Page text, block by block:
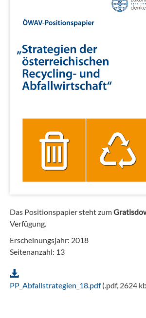
Das Positionspapier steht zum
Verfügung.
Erscheinungsjahr: 2018
Seitenanzahl: 13
PP_Abfallstrategien_18.pdf(.pdf, 2624